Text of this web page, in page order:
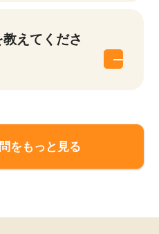
えてくださ
をもっと見る